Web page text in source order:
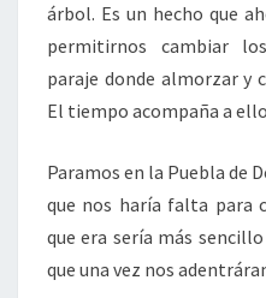
árbol. Es un hecho que
permitirnos cambiar
paraje donde almorzar y
El tiempo acompaña a
Paramos en la Puebla de
que nos haría falta para
que era sería más
que una vez nos